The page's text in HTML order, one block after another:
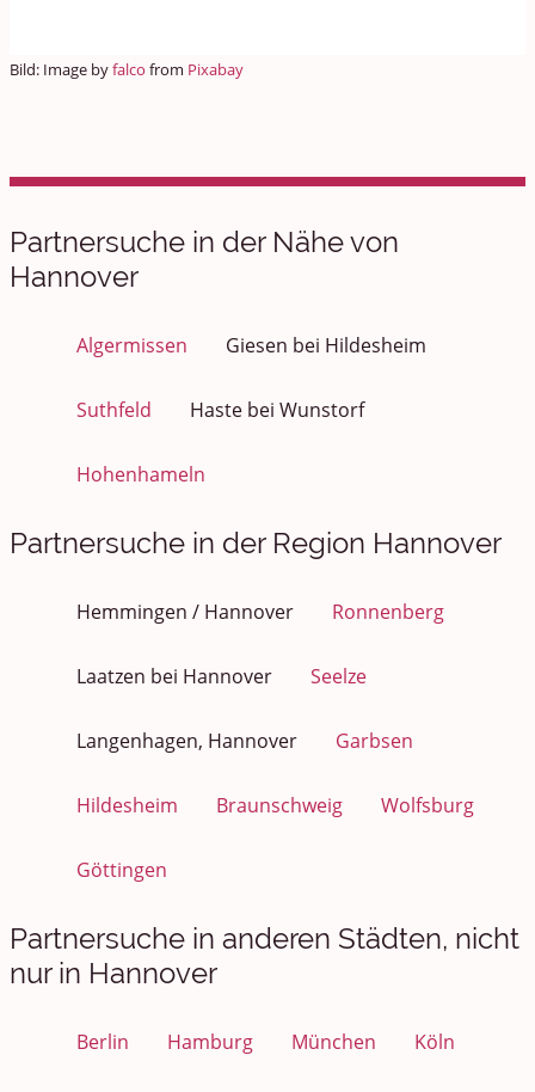
Bild: Image byfalco from Pixabay
Partnersuche in der Nähe von
Hannover
Algermissen Giesen bei Hildesheim
Suthfeld Haste bei Wunstorf
Hohenhameln
Partnersuche in der Region Hannover
Hemmingen / Hannover Ronnenberg
Laatzen bei Hannover Seelze
Langenhagen, Hannover Garbsen
Hildesheim Braunschweig Wolfsburg
Göttingen
Partnersuche in anderen Städten, nicht
nur in Hannover
Berlin Hamburg München Köln